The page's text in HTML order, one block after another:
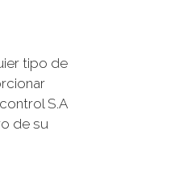
tipo de
S.A
de su